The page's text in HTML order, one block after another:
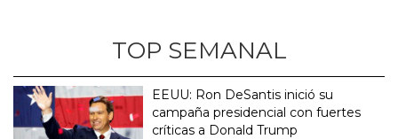
TOP SEMANAL
EEUU: Ron DeSantis inició su
campaña presidencial con fuertes
críticas a Donald Trump